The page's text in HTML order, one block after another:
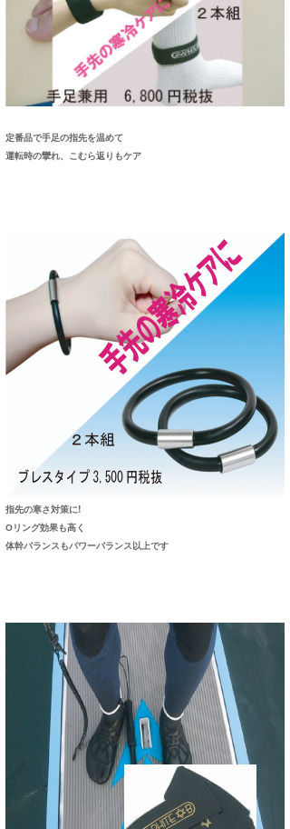
定番品で手足の指先を温めて
運転時の攣れ、こむら返りもケア
指先の寒さ対策に!
Оリング効果も高く
体幹バランスもパワーバランス以上です
arukasvision
DELTA FORCE SURF
CBA Films
嵯峨明日香
進士剛光
田原啓江
NOBUFUKU
+☆maki☆+
Aichan
chan-U
G◎Da
KOBU
KY
MIN
S.K
VAGY
たっちー
ハンマー
まっきー
三輪予報士
小川予報士